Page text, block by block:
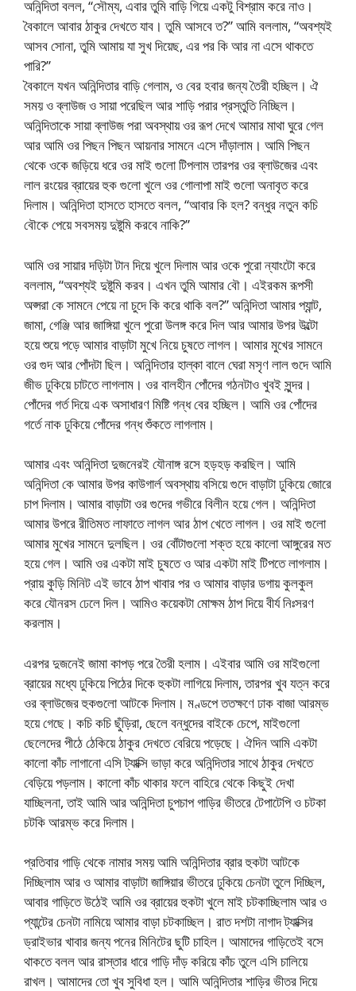
অনিন্দিতা বলল, “সৌম্য, এবার তুমি বাড়ি গিয়ে একটু বিশ্রাম করে নাও।
বৈকালে আবার ঠাকুর দেখতে যাব। তুমি আসবে ত?” আমি বললাম, “অবশ্যই
আসব সোনা, তুমি আমায় যা সুখ দিয়েছ, এর পর কি আর না এসে থাকতে
পারি?”
বৈকালে যখন অনিন্দিতার বাড়ি গেলাম, ও বের হবার জন্য তৈরী হচ্ছিল। ঐ
সময় ও ব্লাউজ ও সায়া পরেছিল আর শাড়ি পরার প্রস্তুতি নিচ্ছিল।
অনিন্দিতাকে সায়া ব্লাউজ পরা অবস্থায় ওর রূপ দেখে আমার মাথা ঘুরে গেল
আর আমি ওর পিছন পিছন আয়নার সামনে এসে দাঁড়ালাম। আমি পিছন
থেকে ওকে জড়িয়ে ধরে ওর মাই গুলো টিপলাম তারপর ওর ব্লাউজের এবং
লাল রংয়ের ব্রায়ের হুক গুলো খুলে ওর গোলাপা মাই গুলো অনাবৃত করে
দিলাম। অনিন্দিতা হাসতে হাসতে বলল, “আবার কি হল? বন্ধুর নতুন কচি
বৌকে পেয়ে সবসময় দুষ্টুমি করবে নাকি?”
আমি ওর সায়ার দড়িটা টান দিয়ে খুলে দিলাম আর ওকে পুরো ন্যাংটো করে
বললাম, “অবশ্যই দুষ্টুমি করব। এখন তুমি আমার বৌ। এইরকম রূপসী
অপ্সরা কে সামনে পেয়ে না চুদে কি করে থাকি বল?” অনিন্দিতা আমার প্যান্ট,
জামা, গেঞ্জি আর জাঙ্গিয়া খুলে পুরো উলঙ্গ করে দিল আর আমার উপর উল্টো
হয়ে শুয়ে পড়ে আমার বাড়াটা মুখে নিয়ে চুষতে লাগল। আমার মুখের সামনে
ওর গুদ আর পোঁদটা ছিল। অনিন্দিতার হাল্কা বালে ঘেরা মসৃণ লাল গুদে আমি
জীভ ঢুকিয়ে চাটতে লাগলাম। ওর বালহীন পোঁদের গঠনটাও খুবই সুন্দর।
পোঁদের গর্ত দিয়ে এক অসাধারণ মিষ্টি গন্ধ বের হচ্ছিল। আমি ওর পোঁদের
গর্তে নাক ঢুকিয়ে পোঁদের গন্ধ শুঁকতে লাগলাম।
আমার এবং অনিন্দিতা দুজনেরই যৌনাঙ্গ রসে হড়হড় করছিল। আমি
অনিন্দিতা কে আমার উপর কাউগার্ল অবস্থায় বসিয়ে গুদে বাড়াটা ঢুকিয়ে জোরে
চাপ দিলাম। আমার বাড়াটা ওর গুদের গভীরে বিলীন হয়ে গেল। অনিন্দিতা
আমার উপরে রীতিমত লাফাতে লাগল আর ঠাপ খেতে লাগল। ওর মাই গুলো
আমার মুখের সামনে দুলছিল। ওর বোঁটাগুলো শক্ত হয়ে কালো আঙ্গুরের মত
হয়ে গেল। আমি ওর একটা মাই চুষতে ও আর একটা মাই টিপতে লাগলাম।
প্রায় কুড়ি মিনিট এই ভাবে ঠাপ খাবার পর ও আমার বাড়ার ডগায় কুলকুল
করে যৌনরস ঢেলে দিল। আমিও কয়েকটা মোক্ষম ঠাপ দিয়ে বীর্য নিঃসরণ
করলাম।
এরপর দুজনেই জামা কাপড় পরে তৈরী হলাম। এইবার আমি ওর মাইগুলো
ব্রায়ের মধ্যে ঢুকিয়ে পিঠের দিকে হুকটা লাগিয়ে দিলাম, তারপর খুব যত্ন করে
ওর ব্লাউজের হুকগুলো আটকে দিলাম। মণ্ডপে ততক্ষণে ঢাক বাজা আরম্ভ
হয়ে গেছে। কচি কচি ছুঁড়িরা, ছেলে বন্ধুদের বাইকে চেপে, মাইগুলো
ছেলেদের পীঠে ঠেকিয়ে ঠাকুর দেখতে বেরিয়ে পড়েছে। ঐদিন আমি একটা
কালো কাঁচ লাগানো এসি ট্যাক্সি ভাড়া করে অনিন্দিতার সাথে ঠাকুর দেখতে
বেড়িয়ে পড়লাম। কালো কাঁচ থাকার ফলে বাহিরে থেকে কিছুই দেখা
যাচ্ছিলনা, তাই আমি আর অনিন্দিতা চুপচাপ গাড়ির ভীতরে টেপাটেপি ও চটকা
চটকি আরম্ভ করে দিলাম।
প্রতিবার গাড়ি থেকে নামার সময় আমি অনিন্দিতার ব্রার হুকটা আটকে
দিচ্ছিলাম আর ও আমার বাড়াটা জাঙ্গিয়ার ভীতরে ঢুকিয়ে চেনটা তুলে দিচ্ছিল,
আবার গাড়িতে উঠেই আমি ওর ব্রায়ের হুকটা খুলে মাই চটকাচ্ছিলাম আর ও
প্যান্টের চেনটা নামিয়ে আমার বাড়া চটকাচ্ছিল। রাত দশটা নাগাদ ট্যাক্সির
ড্রাইভার খাবার জন্য পনের মিনিটের ছুটি চাহিল। আমাদের গাড়িতেই বসে
থাকতে বলল আর রাস্তার ধারে গাড়ি দাঁড় করিয়ে কাঁচ তুলে এসি চালিয়ে
রাখল। আমাদের তো খুব সুবিধা হল। আমি অনিন্দিতার শাড়ির ভীতর দিয়ে